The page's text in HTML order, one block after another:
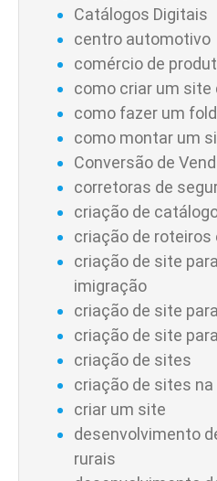
Catálogos Digitais
centro automotivo
comércio de
como criar um site
como fazer um
como montar um
Conversão de
corretoras de
criação de
criação de roteiros
criação de site
imigração
criação de site
criação de site
criação de sites
criação de sites
criar um site
desenvolvimento
rurais